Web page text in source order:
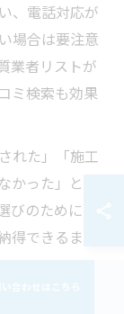
、電話対応が
場合は要注意
業者リストが
ミ検索も効果
れた」「施工
った」とい
びのために
できるまで